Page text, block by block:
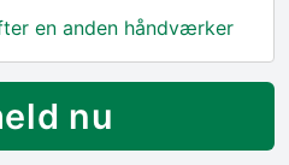
en anden håndværker
nu